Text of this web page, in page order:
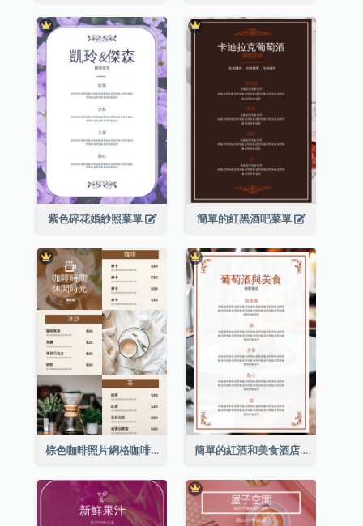
紫色碎花婚紗照菜單 簡單的紅黑酒吧菜單
棕色咖啡照片網格咖啡店菜單 簡單的紅酒和美食酒店餐廳菜單